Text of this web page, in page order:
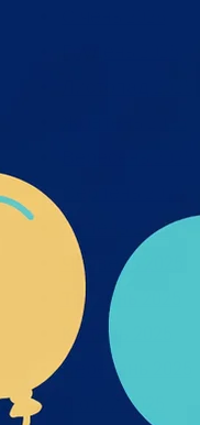
Липень 2025
Червень 2025
Травень 2025
Квітень 2025
Березень 2025
Лютий 2025